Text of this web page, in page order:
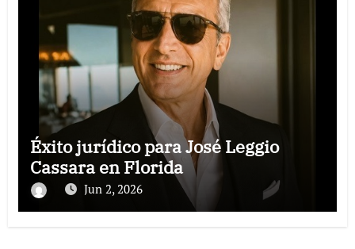
Éxito jurídico para José Leggio
Cassara en Florida
Jun 2, 2026